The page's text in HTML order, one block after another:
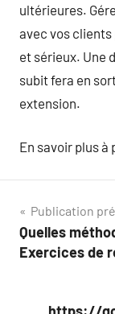
ultérieures.
avec vos
et sérieux. Une
subit fera en
extension.
En savoir plus à
de
Publication
Quelles
Exercices de
https://